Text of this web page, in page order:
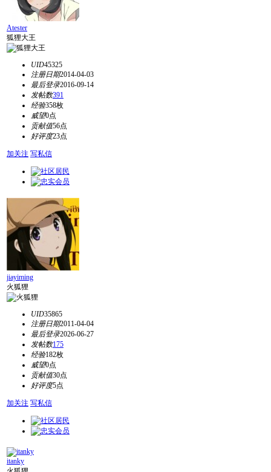
Atester
狐狸大王
UID45325
注册日期2014-04-03
最后登录2016-09-14
发帖数391
经验358枚
威望0点
贡献值56点
好评度23点
加关注 写私信
jiayiming
火狐狸
UID35865
注册日期2011-04-04
最后登录2026-06-27
发帖数175
经验182枚
威望0点
贡献值30点
好评度5点
加关注 写私信
itanky